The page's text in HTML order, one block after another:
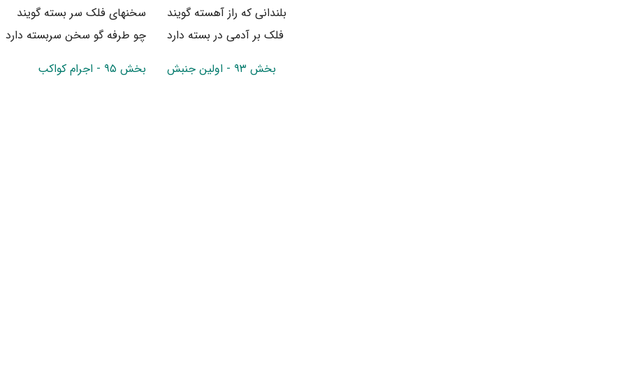
بلندانی که راز آهسته گویند
سخنهای فلک سر بسته گویند
فلک بر آدمی در بسته دارد
چو طرفه گو سخن سربسته دارد
بخش ۹۳ - اولین جنبش
بخش ۹۵ - اجرام کواکب